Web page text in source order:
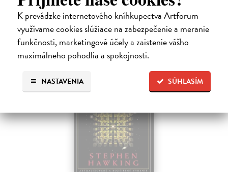
K prevádzke internetového kníhkupectva Artforum
využívame cookies slúžiace na zabezpečenie a meranie
funkčnosti, marketingové účely a zaistenie vášho
maximálneho pohodlia a spokojnosti.
SÚHLASÍM
NASTAVENIA
4,56 €
4,70 € ?
na sklade